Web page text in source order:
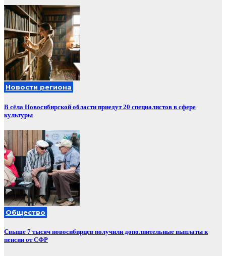
Новости региона
В сёла Новосибирской области приедут 20 специалистов в сфере
культуры
Общество
Свыше 7 тысяч новосибирцев получили дополнительные выплаты к
пенсии от СФР